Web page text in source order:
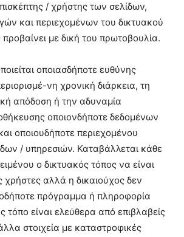
/ χρήστης των σελίδων,
και περιεχομένων του δικτυακού
προβαίνει με δική του πρωτοβουλία.
οποιασδήποτε ευθύνης
νη χρονική διάρκεια, τη
απόδοση ή την αδυναμία
οποιονδήποτε δεδομένων
οποιουδήποτε περιεχομένου
/ υπηρεσιών. Καταβάλλεται κάθε
ο δικτυακός τόπος να είναι
αλλά η δικαιούχος δεν
πρόγραμμα ή πληροφορία
τόπο είναι ελεύθερα από επιβλαβείς
στοιχεία με καταστροφικές